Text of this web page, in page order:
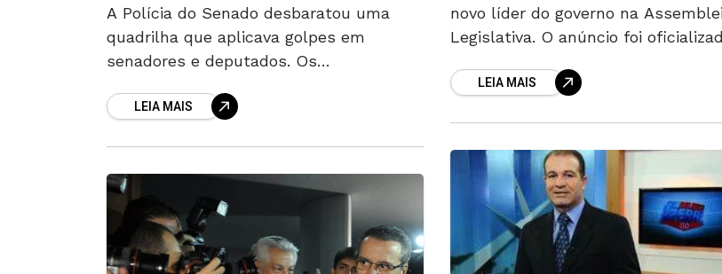
novo líder do governo na
Legislativa. O anúncio foi
o lugar do deputado
LEIA MAIS
A Polícia do Senado desbaratou uma
quadrilha que aplicava golpes em
senadores e deputados. Os
de telefones dos estados de Alagoas e
LEIA MAIS